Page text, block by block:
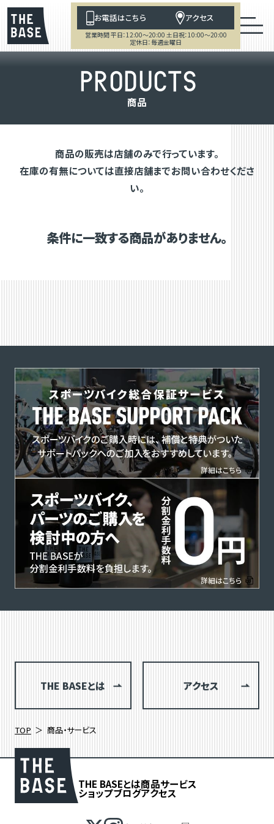
お電話はこちら アクセス
営業時間 平日：12:00～20:00 土日祝：10:00～20:00
定休日：毎週金曜日
PRODUCTS
商品
商品の販売は店舗のみで行っています。
在庫の有無については直接店舗までお問い合わせくださ
い。
条件に一致する商品がありません。
THE BASEとは アクセス
TOP 商品・サービス
THE BASEとは商品サービス
ショップブログアクセス